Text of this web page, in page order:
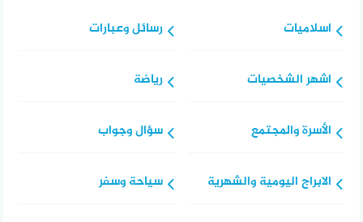
اسلاميات
اشهر الشخصيات
الأسرة والمجتمع
الابراج اليومية والشهرية
رسائل وعبارات
رياضة
سؤال وجواب
سياحة وسفر